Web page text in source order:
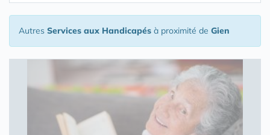
Autres Services aux Handicapés à proximité de Gien